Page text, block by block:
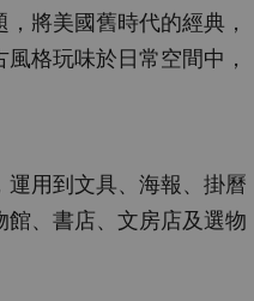
將美國舊時代的經典，
格玩味於日常空間中，
運用到文具、海報、掛曆
、書店、文房店及選物